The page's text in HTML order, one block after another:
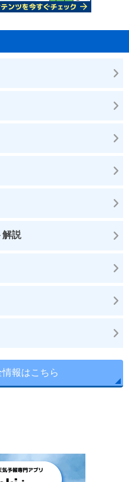
解説
報はこちら